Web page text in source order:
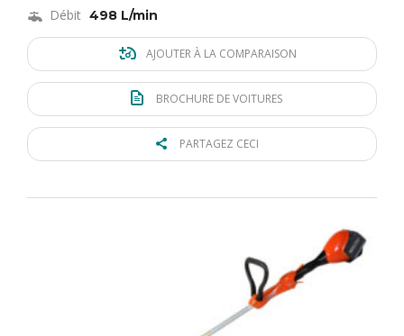
Débit 498 L/min
AJOUTER À LA COMPARAISON
BROCHURE DE VOITURES
PARTAGEZ CECI